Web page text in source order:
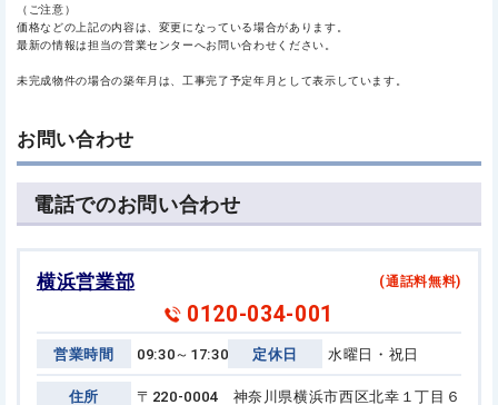
（ご注意）
価格などの上記の内容は、変更になっている場合があります。
最新の情報は担当の営業センターへお問い合わせください。
未完成物件の場合の築年月は、工事完了予定年月として表示しています。
お問い合わせ
電話でのお問い合わせ
横浜営業部
0120-034-001
(通話料無料)
営業時間 09:30～17:30 定休日 水曜日・祝日
住所
〒220-0004 神奈川県横浜市西区北幸１丁目６